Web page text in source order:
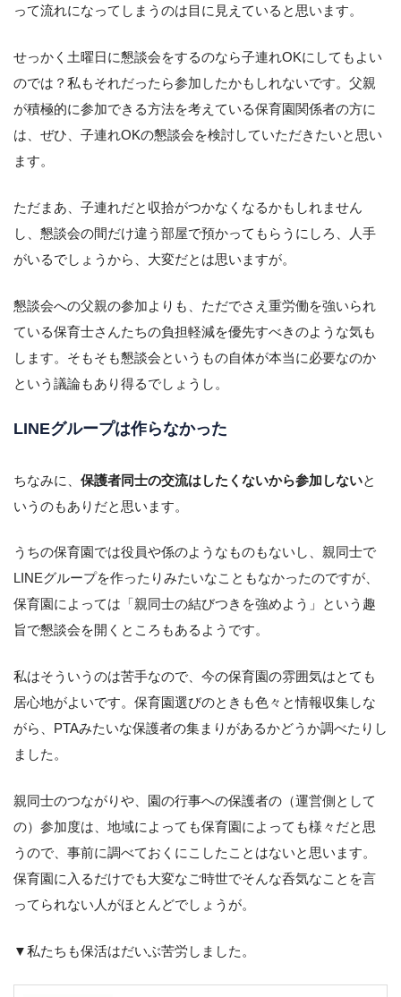
って流れになってしまうのは目に見えていると思います。
せっかく土曜日に懇談会をするのなら子連れOKにしてもよい
のでは？私もそれだったら参加したかもしれないです。父親
が積極的に参加できる方法を考えている保育園関係者の方に
は、ぜひ、子連れOKの懇談会を検討していただきたいと思い
ます。
ただまあ、子連れだと収拾がつかなくなるかもしれません
し、懇談会の間だけ違う部屋で預かってもらうにしろ、人手
がいるでしょうから、大変だとは思いますが。
懇談会への父親の参加よりも、ただでさえ重労働を強いられ
ている保育士さんたちの負担軽減を優先すべきのような気も
します。そもそも懇談会というもの自体が本当に必要なのか
という議論もあり得るでしょうし。
LINEグループは作らなかった
ちなみに、 保護者同士の交流はしたくないから参加しないと
いうのもありだと思います。
うちの保育園では役員や係のようなものもないし、親同士で
LINEグループを作ったりみたいなこともなかったのですが、
保育園によっては「親同士の結びつきを強めよう」という趣
旨で懇談会を開くところもあるようです。
私はそういうのは苦手なので、今の保育園の雰囲気はとても
居心地がよいです。保育園選びのときも色々と情報収集しな
がら、PTAみたいな保護者の集まりがあるかどうか調べたりし
ました。
親同士のつながりや、園の行事への保護者の（運営側として
の）参加度は、地域によっても保育園によっても様々だと思
うので、事前に調べておくにこしたことはないと思います。
保育園に入るだけでも大変なご時世でそんな呑気なことを言
ってられない人がほとんどでしょうが。
▼私たちも保活はだいぶ苦労しました。